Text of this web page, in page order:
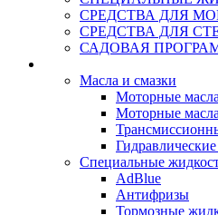
СРЕДСТВА ДЛЯ
СРЕДСТВА ДЛЯ
САДОВАЯ
Масла и смазки
Моторные
Моторные
Специальные
AdBlue
Антифризы
Тормозные